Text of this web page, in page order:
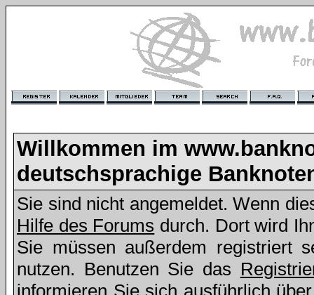
Willkommen im
deutschsprachige
Sie sind nicht angemeldet. Wenn
Hilfe des Forums durch. Dort wird
Sie müssen außerdem registriert
nutzen. Benutzen Sie das
informieren Sie sich ausführlich